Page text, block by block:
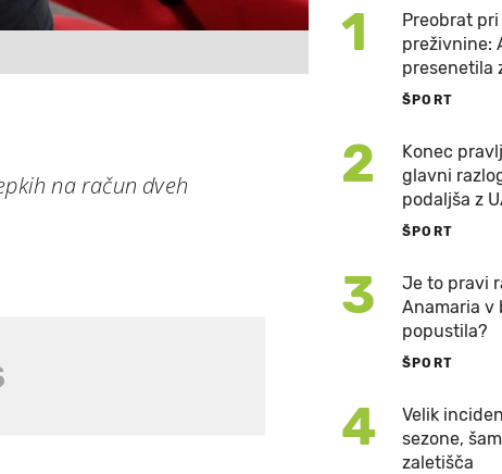
na račun dveh
1
Preobrat
preživnine:
presenetila
ŠPORT
2
Konec
glavni
podaljša z
ŠPORT
3
Je to pravi
Anamaria v
popustila?
ŠPORT
4
Velik
sezone,
zaletišča